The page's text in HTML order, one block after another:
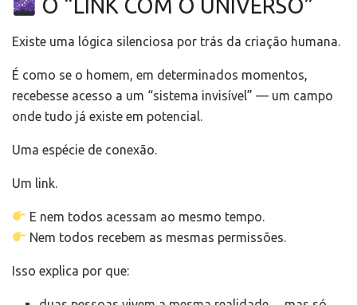
O “LINK COM O UNIVERSO”
Existe uma lógica silenciosa por trás da criação humana.
É como se o homem, em determinados momentos,
recebesse acesso a um “sistema invisível” — um campo
onde tudo já existe em potencial.
Uma espécie de conexão.
Um link.
E nem todos acessam ao mesmo tempo.
Nem todos recebem as mesmas permissões.
Isso explica por que: